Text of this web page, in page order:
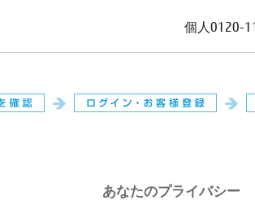
個人 0120-
あなたのプライバシー